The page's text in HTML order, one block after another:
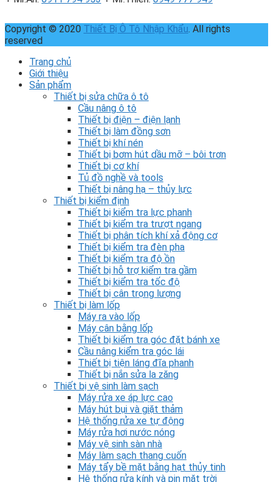
Copyright © 2020 Thiết Bị Ô Tô Nhập Khẩu. All rights
reserved
Trang chủ
Giới thiệu
Sản phẩm
Thiết bị sửa chữa ô tô
Cầu nâng ô tô
Thiết bị điện – điện lạnh
Thiết bị làm đồng sơn
Thiết bị khí nén
Thiết bị bơm hút dầu mỡ – bôi trơn
Thiết bị cơ khí
Tủ đồ nghề và tools
Thiết bị nâng hạ – thủy lực
Thiết bị kiểm định
Thiết bị kiểm tra lực phanh
Thiết bị kiểm tra trượt ngang
Thiết bị phân tích khí xả động cơ
Thiết bị kiểm tra đèn pha
Thiết bị kiểm tra độ ồn
Thiết bị hỗ trợ kiểm tra gầm
Thiết bị kiểm tra tốc độ
Thiết bị cân trọng lượng
Thiết bị làm lốp
Máy ra vào lốp
Máy cân bằng lốp
Thiết bị kiểm tra góc đặt bánh xe
Cầu nâng kiểm tra góc lái
Thiết bị tiện láng đĩa phanh
Thiết bị nắn sửa la zăng
Thiết bị vệ sinh làm sạch
Máy rửa xe áp lực cao
Máy hút bụi và giặt thảm
Hệ thống rửa xe tự động
Máy rửa hơi nước nóng
Máy vệ sinh sàn nhà
Máy làm sạch thang cuốn
Máy tẩy bề mặt bằng hạt thủy tinh
Hệ thống rửa kính và pin mặt trời